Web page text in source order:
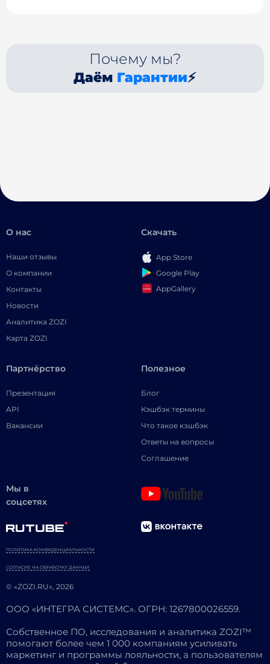
Почему мы?
Даём Гарантии⚡
О нас
Наши отзывы
О компании
Контакты
Новости
Аналитика ZOZI
Карта ZOZI
Скачать
App Store
Google Play
AppGallery
Партнёрство
Презентация
API
Вакансии
Полезное
Блог
Кэшбэк термины
Что такое кэшбэк
Ответы на вопросы
Соглашение
Мы в
соцсетях
© «ZOZI.RU», 2026
ПОЛИТИКА КОНФИДЕНЦИАЛЬНОСТИ
СОГЛАСИЕ НА ОБРАБОТКУ ДАННЫХ
ООО «ИНТЕГРА СИСТЕМС». ОГРН: 1267800026559.
Собственное ПО, исследования и аналитика ZOZI™
помогают более чем 1 000 компаниям усиливать
маркетинг и программы лояльности, а пользователям